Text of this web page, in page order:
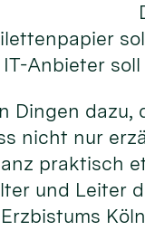
Anbieter
Dingen dazu,
nicht nur
praktisch
und Leiter